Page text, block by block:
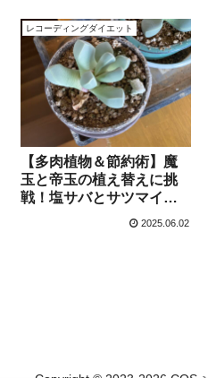
レコーディングダイエット
【多肉植物＆節約術】魔
玉と帝玉の植え替えに挑
戦！塩サバとサツマイモ
を小分け冷凍【6月2日】
2025.06.02